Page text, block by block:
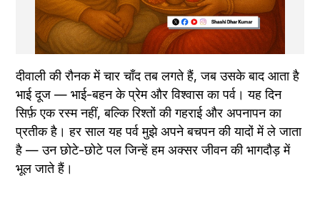
दीवाली की रौनक में चार चाँद तब लगते हैं, जब उसके बाद आता है
भाई दूज — भाई-बहन के प्रेम और विश्वास का पर्व। यह दिन
सिर्फ़ एक रस्म नहीं, बल्कि रिश्तों की गहराई और अपनापन का
प्रतीक है। हर साल यह पर्व मुझे अपने बचपन की यादों में ले जाता
है — उन छोटे-छोटे पल जिन्हें हम अक्सर जीवन की भागदौड़ में
भूल जाते हैं।